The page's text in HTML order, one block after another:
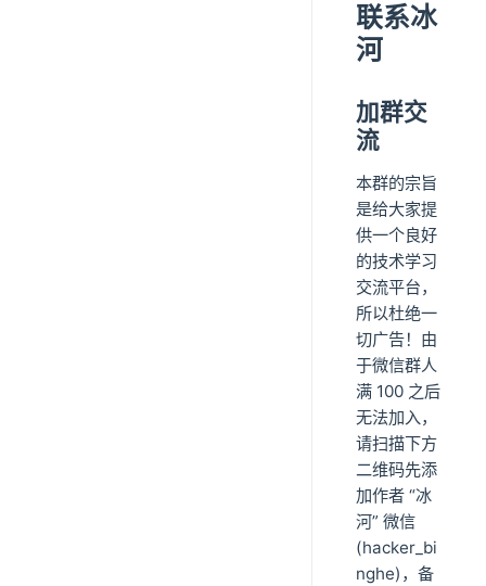
联系冰
河
加群交
流
本群的宗旨
是给大家提
供一个良好
的技术学习
交流平台，
所以杜绝一
切广告！由
于微信群人
满 100 之后
无法加入，
请扫描下方
二维码先添
加作者 “冰
河” 微信
(hacker_bi
nghe)，备